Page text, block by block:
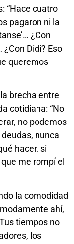
“Hace cuatro
pagaron ni la
¿Con
¿Con Didi? Eso
queremos
brecha entre
cotidiana: “No
no podemos
nunca
hacer, si
me rompí el
la comodidad
ahí,
tiempos no
los